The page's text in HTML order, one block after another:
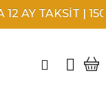
AY TAKSİT |